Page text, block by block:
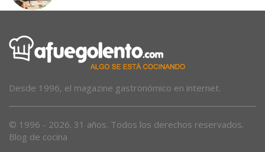
Desde 1996, el magazine gastronómico en internet.
© 1996 - 2026. 31 años. Todos los derechos reservados.
Blog de cocina